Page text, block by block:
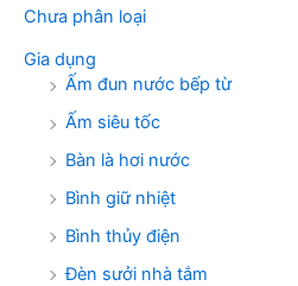
Chưa phân loại
Gia dụng
Ấm đun nước bếp từ
Ấm siêu tốc
Bàn là hơi nước
Bình giữ nhiệt
Bình thủy điện
Đèn sưởi nhà tắm